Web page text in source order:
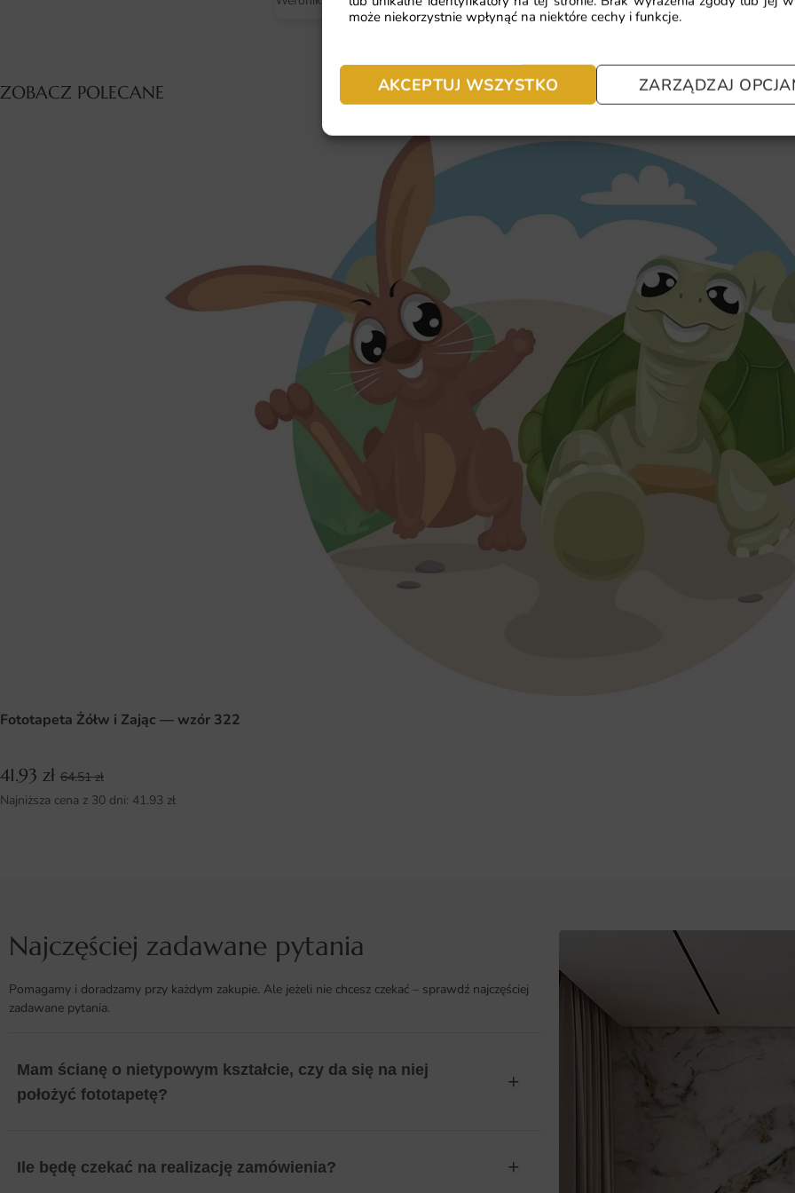
może niekorzystnie wpłynąć na niektóre cechy i funkcje.
AKCEPTUJ WSZYSTKO ZARZĄDZAJ
czynników zewnętrznych.
czasie.
Możliwość wyboru wymiarów
ZOBACZ POLECANE
Fototapeta Żółw i Zając — wzór 322
41.93 zł 64.51zł
Najniższa cena z 30 dni: 41.93 zł
Najczęściej zadawane pytania
Pomagamy i doradzamy przy każdym zakupie. Ale jeżeli nie chcesz czekać – sprawdź najczęściej
zadawane pytania.
Mam ścianę o nietypowym kształcie, czy da się na niej
położyć fototapetę?
Ile będę czekać na realizację zamówienia?